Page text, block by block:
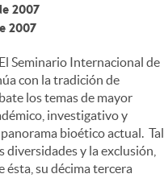
2007
2007
Seminario Internacional de
con la tradición de
los temas de mayor
investigativo y
bioético actual. Tal
diversidades y la exclusión,
ésta, su décima tercera